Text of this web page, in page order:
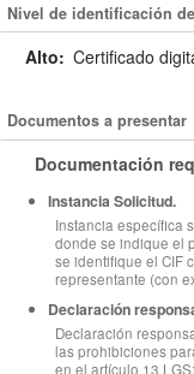
Nivel de identificación
Alto: Certificado
Documentos a presentar
Documentación
Instancia Solicitud.
Instancia específica
donde se indique el
se identifique el CIF
representante (con
Declaración
Declaración
las prohibiciones
en el artículo 13